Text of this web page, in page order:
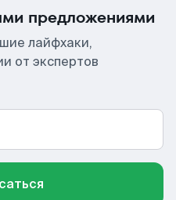
предложениями
лайфхаки,
от экспертов